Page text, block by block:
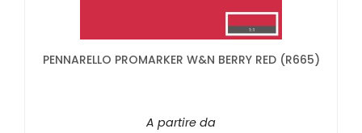
PENNARELLO PROMARKER W&N BERRY RED (R665)
A partire da